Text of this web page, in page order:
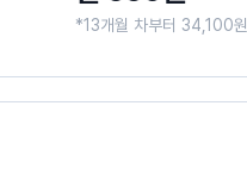
*13개월 차부터 34,100원